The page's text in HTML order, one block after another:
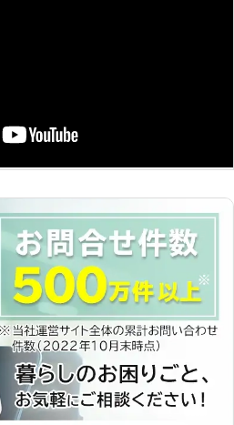
ね。できるだけ早く家具を使える状態
にしたいという気持ちにお応えできる
よう、夜も21時まで対応しているので
拠点を構える業者です。家具組立の際
にもしっかりお見積もりをしてから組
立に入りますので、ご安心してお任せ
くださいませ。お気軽にご相談くださ
いませ。